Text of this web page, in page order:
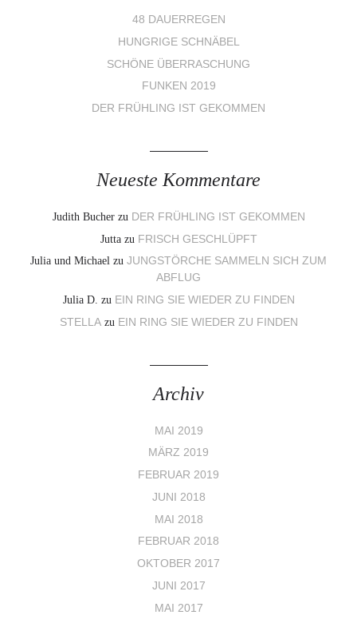
48 DAUERREGEN
HUNGRIGE SCHNÄBEL
SCHÖNE ÜBERRASCHUNG
FUNKEN 2019
DER FRÜHLING IST GEKOMMEN
Neueste Kommentare
Judith Bucherzu DER FRÜHLING IST GEKOMMEN
Juttazu FRISCH GESCHLÜPFT
Julia und Michael zu JUNGSTÖRCHE SAMMELN SICH ZUM
ABFLUG
Julia D. zu EIN RING SIE WIEDER ZU FINDEN
STELLAzu EIN RING SIE WIEDER ZU FINDEN
Archiv
MAI 2019
MÄRZ 2019
FEBRUAR 2019
JUNI 2018
MAI 2018
FEBRUAR 2018
OKTOBER 2017
JUNI 2017
MAI 2017